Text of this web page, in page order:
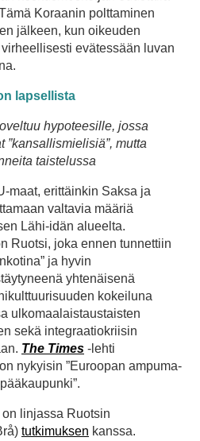
Koraanin polttaminen
jälkeen, kun oikeuden
evätessään luvan
lapsellista
hypoteesille, jossa
mutta
taistelussa
maat, erittäinkin Saksa ja
valtavia määriä
Lähi-idän alueelta.
Ruotsi, joka ennen tunnettiin
ja hyvin
yhtenäisenä
kokeiluna
ulkomaalaistaustaisten
sekä integraatiokriisin
The Times -lehti
nykyisin ”Euroopan ampuma-
linjassa Ruotsin
tutkimuksen kanssa.